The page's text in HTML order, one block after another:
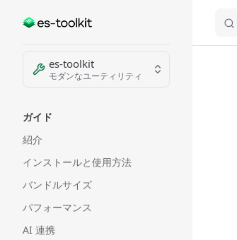
Skip to content
Sidebar Navigation
es-toolkit
モダンなユーティリティ
ガイド
紹介
インストールと使用方法
バンドルサイズ
パフォーマンス
AI 連携